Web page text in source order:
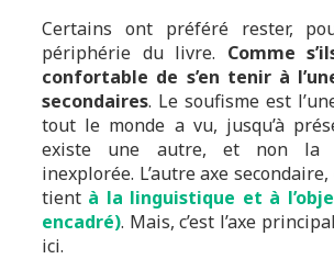
Certains ont préféré rester,
périphérie du livre. Comme
confortable de s’en tenir à
secondaires. Le soufisme est
tout le monde a vu, jusqu’à
existe une autre, et non la
inexplorée. L’autre axe
tient à la linguistique et à
encadré). Mais, c’est l’axe
ici.